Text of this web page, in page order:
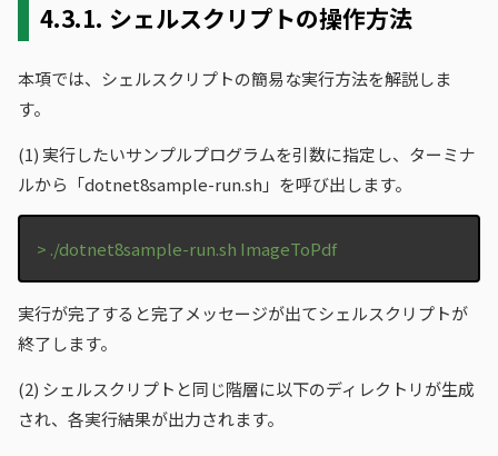
4.3.1. シェルスクリプトの操作方法
本項では、シェルスクリプトの簡易な実行方法を解説しま
す。
(1) 実行したいサンプルプログラムを引数に指定し、ターミナ
ルから「dotnet8sample-run.sh」を呼び出します。
> ./dotnet8sample-run.sh ImageToPdf
実行が完了すると完了メッセージが出てシェルスクリプトが
終了します。
(2) シェルスクリプトと同じ階層に以下のディレクトリが生成
され、各実行結果が出力されます。